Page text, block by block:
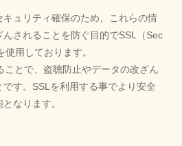
ュリティ確保のため、これらの情
されることを防ぐ目的でSSL（Sec
用しております。
とで、盗聴防止やデータの改ざん
す。SSLを利用する事でより安全
なります。